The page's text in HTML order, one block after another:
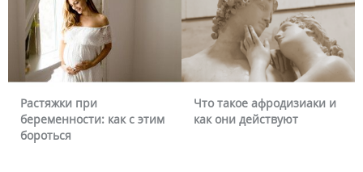
Растяжки при
беременности: как с этим
бороться
Что такое афродизиаки и
как они действуют